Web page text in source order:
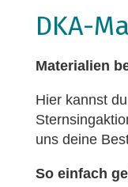
DKA-
Materialien
Hier kannst
uns deine
So einfach